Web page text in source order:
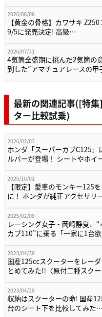
2026/08/06
【黄金の骨格】カワサキ
9/5に発売決定! 高級…
2026/07/31
4気筒全盛期に挑んだ2気筒の
到した”アマチュアレースの
最新の関連記事([特
ター比較試乗)
2026/02/03
ホンダ「スーパーカブC125」
ルバーが登場！ シートやホイ
2025/10/01
【限定】愛車のモンキー125
に！ ホンダが純正アクセサリ
2025/02/09
レーシング女子・岡崎静夏、
カブ110”に乗る「一家に1台
2023/04/30
国産125ccスクーターをレー
とめてみた!!〈原付二種スク
2023/04/20
収納はスクーターの命! 国産
台のシート下を比較してみた…